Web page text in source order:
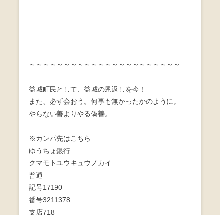
～～～～～～～～～～～～～～～～～～～～～～
益城町民として、益城の恩返しを今！
また、必ず会おう。何事も無かったかのように。
やらない善よりやる偽善。
※カンパ先はこちら
ゆうちょ銀行
クマモトユウキュウノカイ
普通
記号17190
番号3211378
支店718